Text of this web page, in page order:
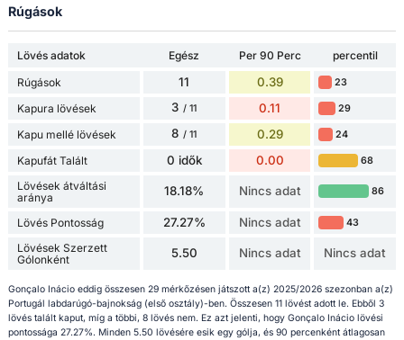
Rúgások
Lövés adatok Egész Per 90 Perc
percentil
Rúgások
11 0.39 23
Kapura lövések 3 / 11 0.11 29
Kapu mellé lövések 8 / 11 0.29 24
Kapufát Talált 0 idők 0.00 68
Lövések átváltási
aránya
18.18% Nincs adat 86
Lövés Pontosság 27.27% Nincs adat 43
Lövések Szerzett
Gólonként
5.50 Nincs adat Nincs adat
Gonçalo Inácio eddig összesen 29 mérkőzésen játszott a(z) 2025/2026 szezonban a(z)
Portugál labdarúgó-bajnokság (első osztály)-ben. Összesen 11 lövést adott le. Ebből 3
lövés talált kaput, míg a többi, 8 lövés nem. Ez azt jelenti, hogy Gonçalo Inácio lövési
pontossága 27.27%. Minden 5.50 lövésére esik egy gólja, és 90 percenként átlagosan